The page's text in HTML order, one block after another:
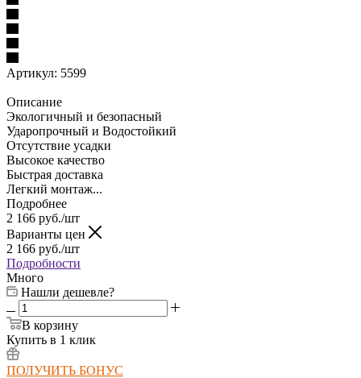
Артикул: 5599
Описание
Экологичный и безопасный
Ударопрочный и Водостойкий
Отсутствие усадки
Высокое качество
Быстрая доставка
Легкий монтаж...
Подробнее
2 166 руб./шт
Варианты цен
2 166 руб./шт
Подробности
Много
Нашли дешевле?
В корзину
Купить в 1 клик
ПОЛУЧИТЬ БОНУС